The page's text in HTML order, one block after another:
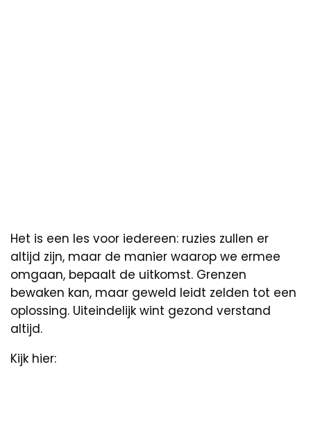
Het is een les voor iedereen: ruzies zullen er
altijd zijn, maar de manier waarop we ermee
omgaan, bepaalt de uitkomst. Grenzen
bewaken kan, maar geweld leidt zelden tot een
oplossing. Uiteindelijk wint gezond verstand
altijd.
Kijk hier: